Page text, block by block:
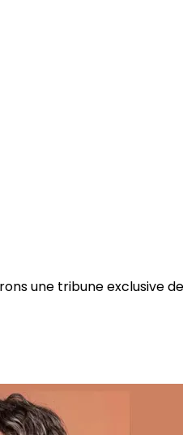
une tribune exclusive